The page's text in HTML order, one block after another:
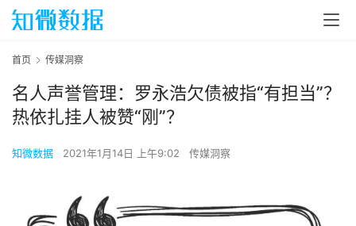
首页 传媒洞察
名人声誉管理：罗永浩欠债被指“有担当”？
热依扎挂人被赞“刚”？
知微数据 2021年1月14日 上午9:02 传媒洞察